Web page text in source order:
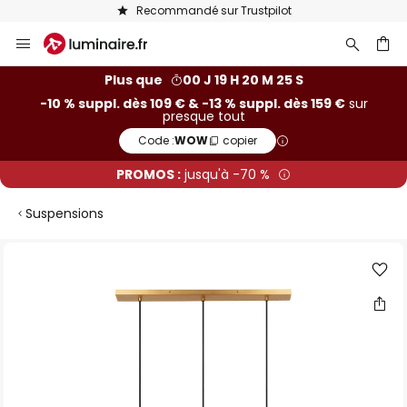
Recommandé sur Trustpilot
Allez
au
Plus que
00 J 19 H 20 M 24 S
-10 % suppl. dès 109 € & -13 % suppl. dès 159 €sur
presque tout
Code :WOW copier
PROMOS : jusqu'à -70 %
Suspensions